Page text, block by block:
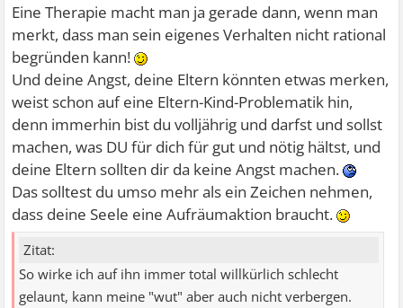
Eine Therapie macht man ja gerade dann, wenn man
merkt, dass man sein eigenes Verhalten nicht rational
begründen kann!
Und deine Angst, deine Eltern könnten etwas merken,
weist schon auf eine Eltern-Kind-Problematik hin,
denn immerhin bist du volljährig und darfst und sollst
machen, was DU für dich für gut und nötig hältst, und
deine Eltern sollten dir da keine Angst machen.
Das solltest du umso mehr als ein Zeichen nehmen,
dass deine Seele eine Aufräumaktion braucht.
Zitat:
So wirke ich auf ihn immer total willkürlich schlecht
gelaunt, kann meine "wut" aber auch nicht verbergen.